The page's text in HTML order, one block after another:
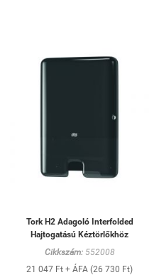
Tork H2 Adagoló Interfolded
Hajtogatású Kéztörlőkhöz
Cikkszám:552008
21 047 Ft + ÁFA (26 730 Ft)